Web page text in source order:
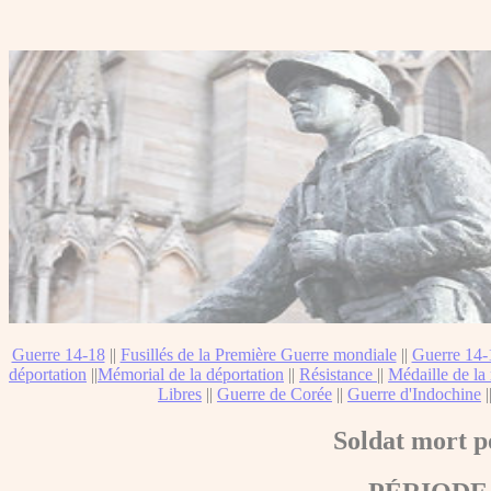
Guerre 14-18|| Fusillés de la Première Guerre mondiale|| Guerre
déportation ||Mémorial de la déportation || Résistance || Médaille de la
Libres || Guerre de Corée || Guerre d'Indochine
Soldat mort